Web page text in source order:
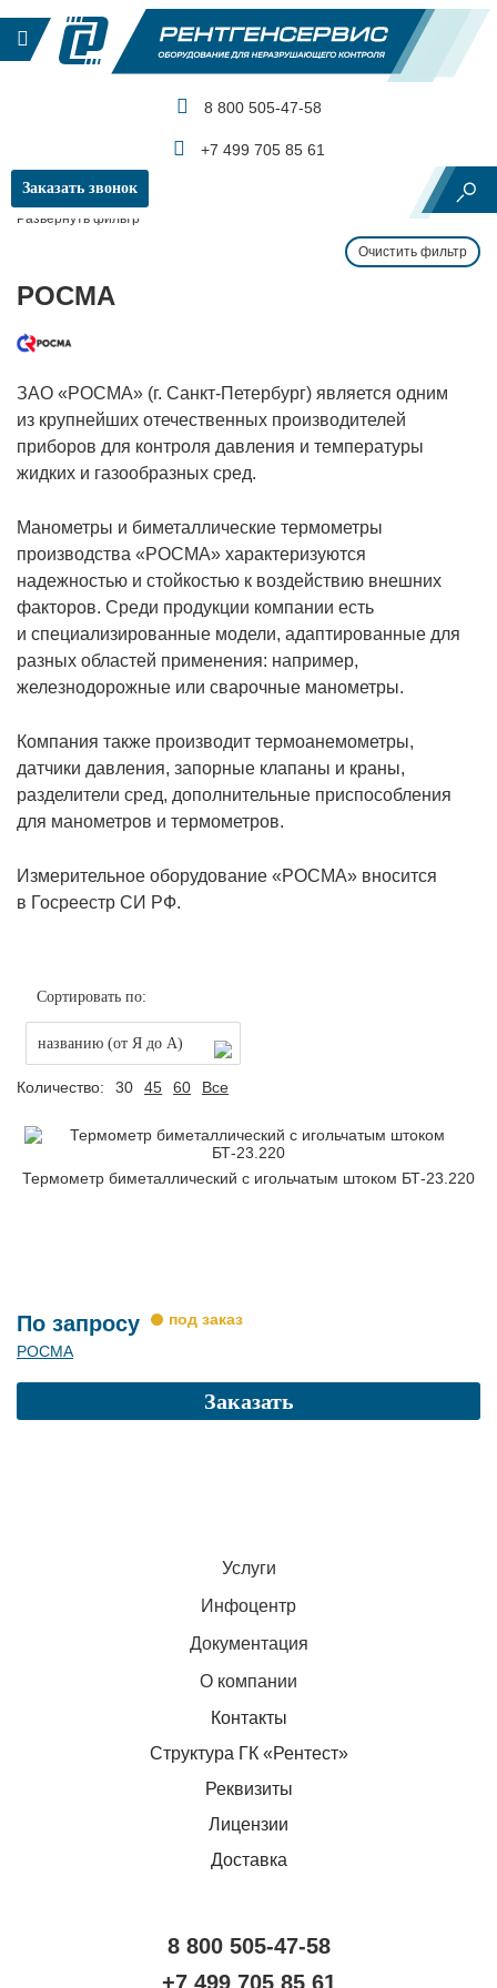
8 800 505-47-58
+7 499 705 85 61
Заказать звонок
Главная Производители и бренды РОСМА
Развернуть фильтр
Очистить фильтр
РОСМА
ЗАО «РОСМА» (г. Санкт-Петербург) является одним
из крупнейших отечественных производителей
приборов для контроля давления и температуры
жидких и газообразных сред.
Манометры и биметаллические термометры
производства «РОСМА» характеризуются
надежностью и стойкостью к воздействию внешних
факторов. Среди продукции компании есть
и специализированные модели, адаптированные для
разных областей применения: например,
железнодорожные или сварочные манометры.
Компания также производит термоанемометры,
датчики давления, запорные клапаны и краны,
разделители сред, дополнительные приспособления
для манометров и термометров.
Измерительное оборудование «РОСМА» вносится
в Госреестр СИ РФ.
Сортировать по:
названию (от Я до А)
Количество: 30 45 60 Все
Термометр биметаллический с игольчатым штоком БТ-23.220
По запросу
РОСМА
Заказать
Услуги
Инфоцентр
Документация
О компании
Контакты
Структура ГК «Рентест»
Реквизиты
Лицензии
Доставка
8 800 505-47-58
+7 499 705 85 61